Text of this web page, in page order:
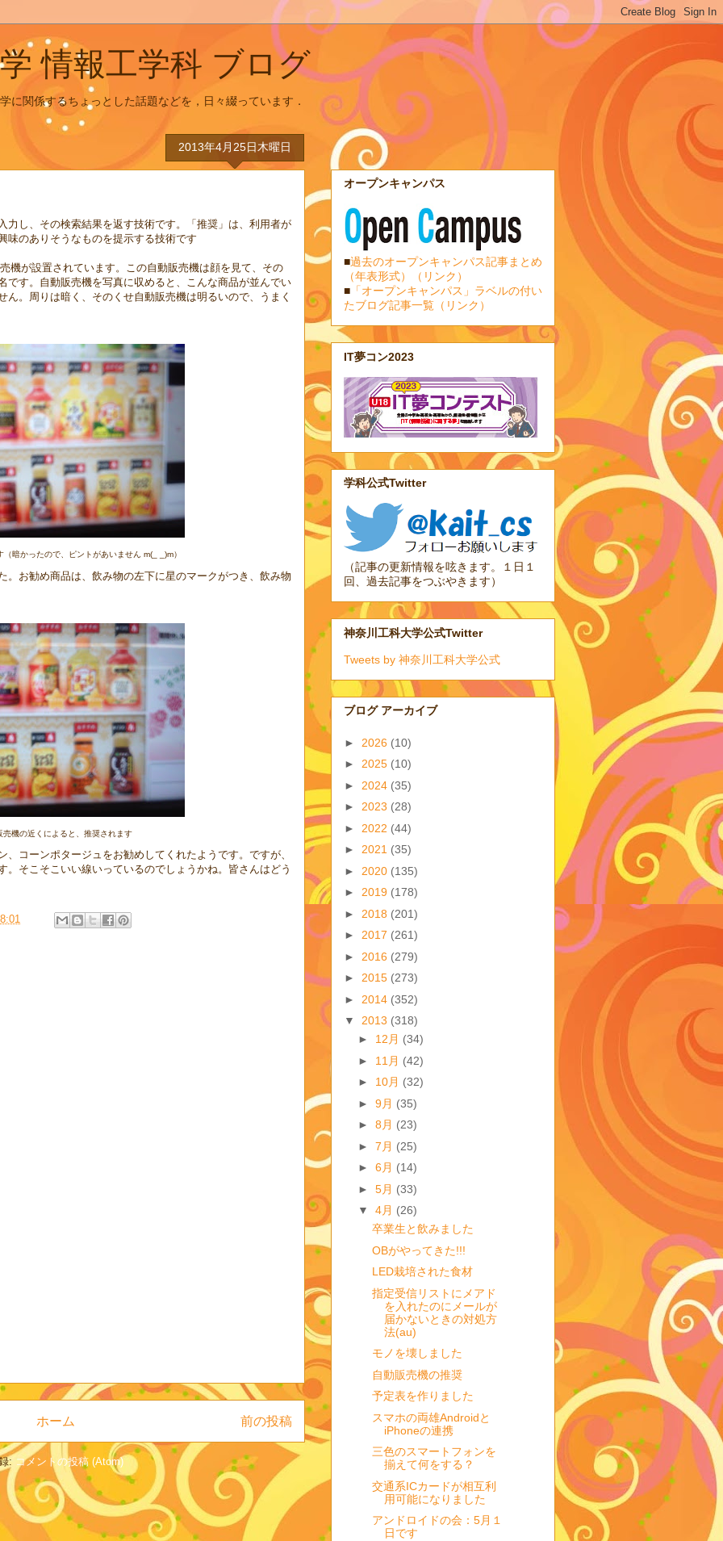
情報工学科 ブログ
に関係するちょっとした話題などを，日々綴っています．
2013年4月25日木曜日
力し、その検索結果を返す技術です。「推奨」は、利用者が
味のありそうなものを提示する技術です
機が設置されています。この自動販売機は顔を見て、その
です。自動販売機を写真に収めると、こんな商品が並んでい
ん。周りは暗く、そのくせ自動販売機は明るいので、うまく
（暗かったので、ピントがあいません m(_ _)m）
。お勧め商品は、飲み物の左下に星のマークがつき、飲み物
売機の近くによると、推奨されます
コーンポタージュをお勧めしてくれたようです。ですが、
。そこそこいい線いっているのでしょうかね。皆さんはどう
8:01
前の投稿
ホーム
: コメントの投稿 (Atom)
オープンキャンパス
■過去のオープンキャンパス記事まとめ
（年表形式）（リンク）
■ 「オープンキャンパス」ラベルの付い
たブログ記事一覧（リンク）
IT夢コン2023
学科公式Twitter
（記事の更新情報を呟きます。１日１
回、過去記事をつぶやきます）
神奈川工科大学公式Twitter
Tweets by 神奈川工科大学公式
ブログ アーカイブ
► 2026 (10)
► 2025 (10)
► 2024 (35)
► 2023 (28)
► 2022 (44)
► 2021 (35)
► 2020 (135)
► 2019 (178)
► 2018 (201)
► 2017 (261)
► 2016 (279)
► 2015 (273)
► 2014 (352)
▼ 2013 (318)
► 12月 (34)
► 11月 (42)
► 10月 (32)
► 9月 (35)
► 8月 (23)
► 7月 (25)
► 6月 (14)
► 5月 (33)
▼ 4月 (26)
卒業生と飲みました
OBがやってきた!!!
LED栽培された食材
指定受信リストにメアド
を入れたのにメールが
届かないときの対処方
法(au)
モノを壊しました
自動販売機の推奨
予定表を作りました
スマホの両雄Androidと
iPhoneの連携
三色のスマートフォンを
揃えて何をする？
交通系ICカードが相互利
用可能になりました
アンドロイドの会：5月１
日です